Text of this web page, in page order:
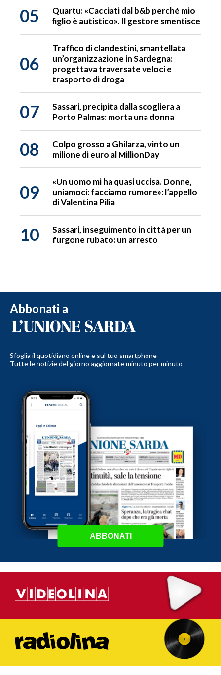
05
Quartu: «Cacciati dal b&b perché mio
figlio è autistico». Il gestore smentisce
06
Traffico di clandestini, smantellata
un’organizzazione in Sardegna:
progettava traversate veloci e
trasporto di droga
07
Sassari, precipita dalla scogliera a
Porto Palmas: morta una donna
08
Colpo grosso a Ghilarza, vinto un
milione di euro al MillionDay
09
«Un uomo mi ha quasi uccisa. Donne,
uniamoci: facciamo rumore»: l’appello
di Valentina Pilia
10
Sassari, inseguimento in città per un
furgone rubato: un arresto
Abbonati a
Sfoglia il quotidiano online e sul tuo smartphone
Tutte le notizie del giorno aggiornate minuto per minuto
ABBONATI